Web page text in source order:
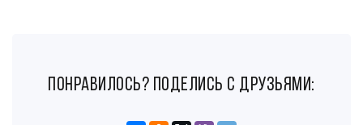
понравилось? поделись с друзьями: